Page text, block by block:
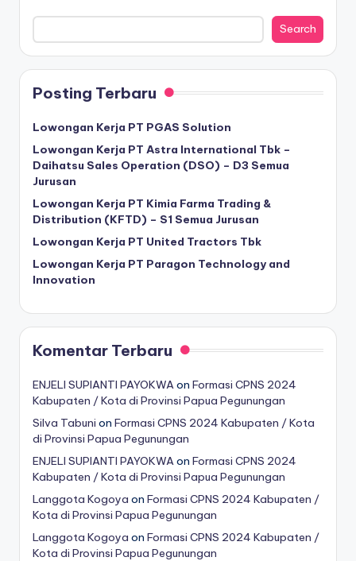
Search
Posting Terbaru
Lowongan Kerja PT PGAS Solution
Lowongan Kerja PT Astra International Tbk –
Daihatsu Sales Operation (DSO) – D3 Semua
Jurusan
Lowongan Kerja PT Kimia Farma Trading &
Distribution (KFTD) – S1 Semua Jurusan
Lowongan Kerja PT United Tractors Tbk
Lowongan Kerja PT Paragon Technology and
Innovation
Komentar Terbaru
ENJELI SUPIANTI PAYOKWA on Formasi CPNS 2024
Kabupaten / Kota di Provinsi Papua Pegunungan
Silva Tabuni on Formasi CPNS 2024 Kabupaten / Kota
di Provinsi Papua Pegunungan
ENJELI SUPIANTI PAYOKWA on Formasi CPNS 2024
Kabupaten / Kota di Provinsi Papua Pegunungan
Langgota Kogoya on Formasi CPNS 2024 Kabupaten /
Kota di Provinsi Papua Pegunungan
Langgota Kogoya on Formasi CPNS 2024 Kabupaten /
Kota di Provinsi Papua Pegunungan